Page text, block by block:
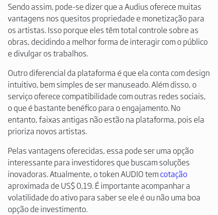
Sendo assim, pode-se dizer que a Audius oferece muitas
vantagens nos quesitos propriedade e monetização para
os artistas. Isso porque eles têm total controle sobre as
obras, decidindo a melhor forma de interagir com o público
e divulgar os trabalhos.
Outro diferencial da plataforma é que ela conta com design
intuitivo, bem simples de ser manuseado. Além disso, o
serviço oferece compatibilidade com outras redes sociais,
o que é bastante benéfico para o engajamento. No
entanto, faixas antigas não estão na plataforma, pois ela
prioriza novos artistas.
Pelas vantagens oferecidas, essa pode ser uma opção
interessante para investidores que buscam soluções
inovadoras. Atualmente, o token AUDIO temcotação
aproximada de US$ 0,19. É importante acompanhar a
volatilidade do ativo para saber se ele é ou não uma boa
opção de investimento.